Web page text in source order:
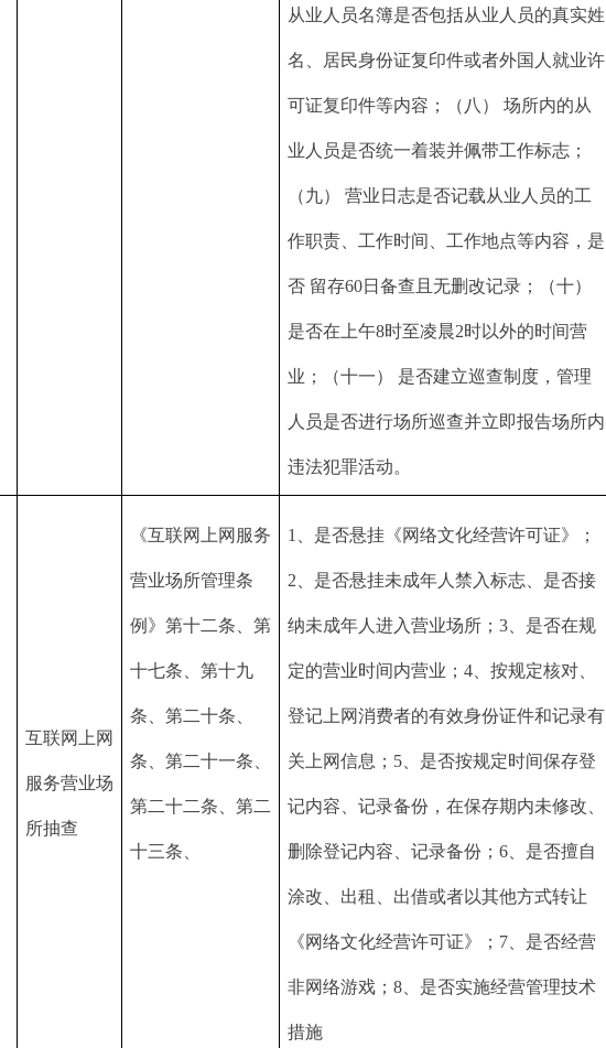
从业人员名簿是否包括从业人员的真实姓
名、居民身份证复印件或者外国人就业许
可证复印件等内容；（八） 场所内的从
业人员是否统一着装并佩带工作标志；
（九） 营业日志是否记载从业人员的工
作职责、工作时间、工作地点等内容，是
否 留存60日备查且无删改记录；（十）
是否在上午8时至凌晨2时以外的时间营
业；（十一） 是否建立巡查制度，管理
人员是否进行场所巡查并立即报告场所内
违法犯罪活动。
互联网上网
服务营业场
所抽查
《互联网上网服务
营业场所管理条
例》第十二条、第
十七条、第十九
条、第二十条、
条、第二十一条、
第二十二条、第二
十三条、
1、是否悬挂《网络文化经营许可证》；
2、是否悬挂未成年人禁入标志、是否接
纳未成年人进入营业场所；3、是否在规
定的营业时间内营业；4、按规定核对、
登记上网消费者的有效身份证件和记录有
关上网信息；5、是否按规定时间保存登
记内容、记录备份，在保存期内未修改、
删除登记内容、记录备份；6、是否擅自
涂改、出租、出借或者以其他方式转让
《网络文化经营许可证》；7、是否经营
非网络游戏；8、是否实施经营管理技术
措施